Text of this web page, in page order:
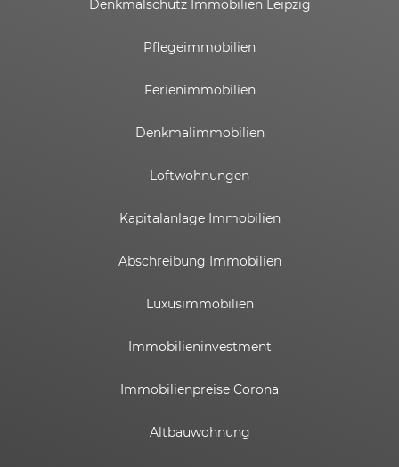
Denkmalschutz Immobilien Leipzig
Pflegeimmobilien
Ferienimmobilien
Denkmalimmobilien
Loftwohnungen
Kapitalanlage Immobilien
Abschreibung Immobilien
Luxusimmobilien
Immobilieninvestment
Immobilienpreise Corona
Altbauwohnung